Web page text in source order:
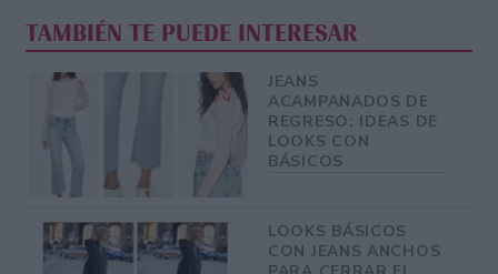
TAMBIÉN TE PUEDE INTERESAR
JEANS
ACAMPANADOS DE
REGRESO: IDEAS DE
LOOKS CON
BÁSICOS
LOOKS BÁSICOS
CON JEANS ANCHOS